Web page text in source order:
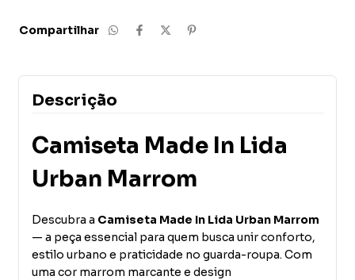
Compartilhar
Descrição
Camiseta Made In Lida
Urban Marrom
Descubra a Camiseta Made In Lida Urban Marrom
— a peça essencial para quem busca unir conforto,
estilo urbano e praticidade no guarda-roupa. Com
uma cor marrom marcante e design